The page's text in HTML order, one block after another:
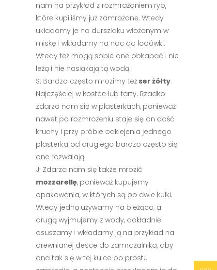
nam na przykład z rozmrażaniem ryb,
które kupiliśmy już zamrożone. Wtedy
układamy je na durszlaku włożonym w
miskę i wkładamy na noc do lodówki.
Wtedy też mogą sobie one obkapać i nie
leżą i nie nasiąkają tą wodą.
S: Bardzo często mrozimy też ser żółty.
Najczęściej w kostce lub tarty. Rzadko
zdarza nam się w plasterkach, ponieważ
nawet po rozmrożeniu staje się on dość
kruchy i przy próbie odklejenia jednego
plasterka od drugiego bardzo często się
one rozwalają.
J: Zdarza nam się także mrozić
mozzarellę, ponieważ kupujemy
opakowania, w których są po dwie kulki.
Wtedy jedną używamy na bieżąco, a
drugą wyjmujemy z wody, dokładnie
osuszamy i wkładamy ją na przykład na
drewnianej desce do zamrażalnika, aby
ona tak się w tej kulce po prostu